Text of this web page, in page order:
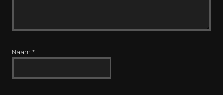
Naam *